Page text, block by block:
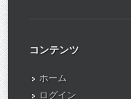
コンテンツ
ホーム
ログイン